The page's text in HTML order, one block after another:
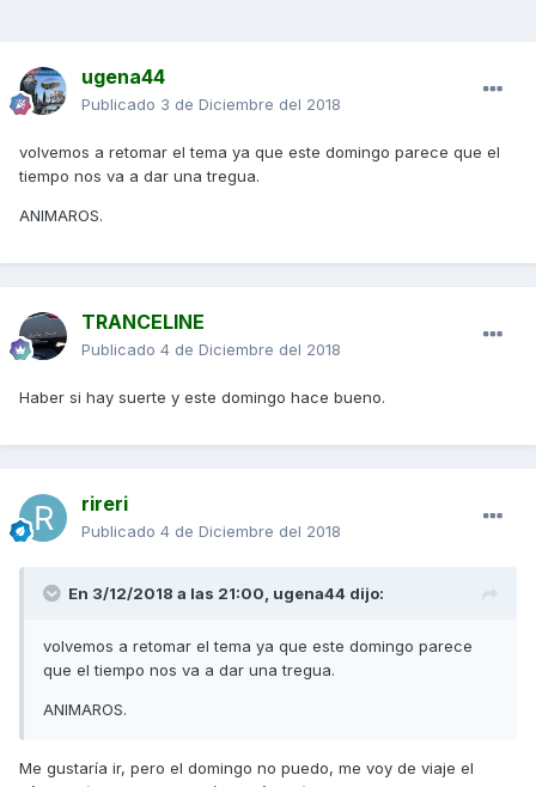
ugena44
Publicado 3 de Diciembre del 2018
volvemos a retomar el tema ya que este domingo parece que el
tiempo nos va a dar una tregua.
ANIMAROS.
TRANCELINE
Publicado 4 de Diciembre del 2018
Haber si hay suerte y este domingo hace bueno.
rireri
Publicado 4 de Diciembre del 2018
En 3/12/2018 a las 21:00, ugena44 dijo:
volvemos a retomar el tema ya que este domingo parece
que el tiempo nos va a dar una tregua.
ANIMAROS.
Me gustaría ir, pero el domingo no puedo, me voy de viaje el